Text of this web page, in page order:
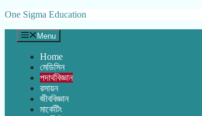
Skip
content
One Sigma Education
Menu
Home
মেডিসিন
পদার্থবিজ্ঞান
রসায়ন
জীববিজ্ঞান
মার্কেটিং